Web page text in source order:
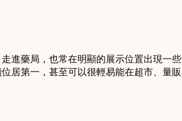
進藥局，也常在明顯的展示位置出現一些
居第一，甚至可以很輕易能在超市、量販